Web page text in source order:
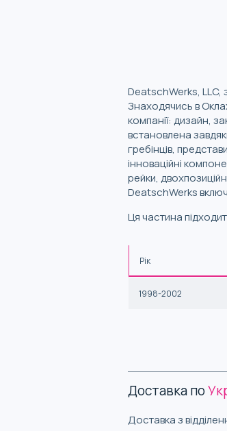
DeatschWerks, LLC,
Знаходячись в
компанії: дизайн,
встановлена
гребінців,
інноваційні
рейки,
DeatschWerks
Ця частина
Рік
1998-2002
Доставка по
Доставка з